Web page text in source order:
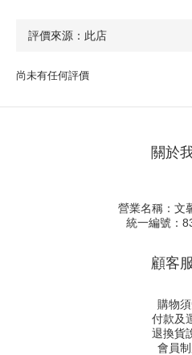
尚未有任何評價
關於
營業名稱：文
統一編號：
顧客
購物
付款及
退換貨
會員